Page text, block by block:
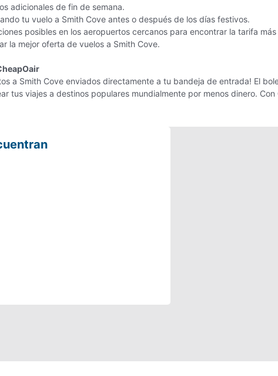
adicionales de fin de semana.
tu vuelo a Smith Cove antes o después de los días festivos.
posibles en los aeropuertos cercanos para encontrar la tarifa
la mejor oferta de vuelos a Smith Cove.
a Smith Cove enviados directamente a tu bandeja de entrada! El
tus viajes a destinos populares mundialmente por menos dinero.